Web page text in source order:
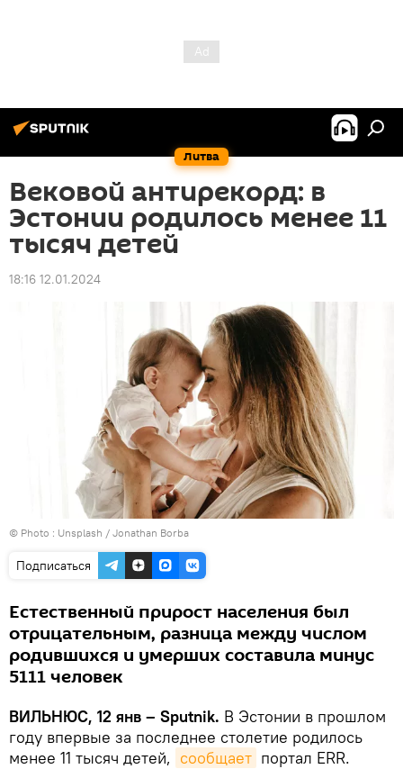
Литва
Вековой антирекорд: в
Эстонии родилось менее 11
тысяч детей
18:16 12.01.2024
© Photo : Unsplash / Jonathan Borba
Подписаться
Естественный прирост населения был
отрицательным, разница между числом
родившихся и умерших составила минус
5111 человек
ВИЛЬНЮС, 12 янв – Sputnik. В Эстонии в прошлом
году впервые за последнее столетие родилось
менее 11 тысяч детей, сообщает портал ERR.